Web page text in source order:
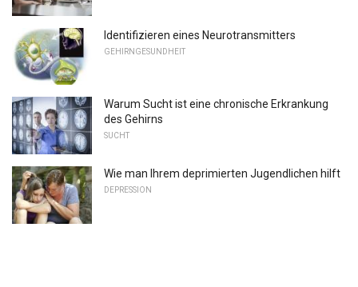
Identifizieren eines Neurotransmitters
GEHIRNGESUNDHEIT
Warum Sucht ist eine chronische Erkrankung
des Gehirns
SUCHT
Wie man Ihrem deprimierten Jugendlichen hilft
DEPRESSION